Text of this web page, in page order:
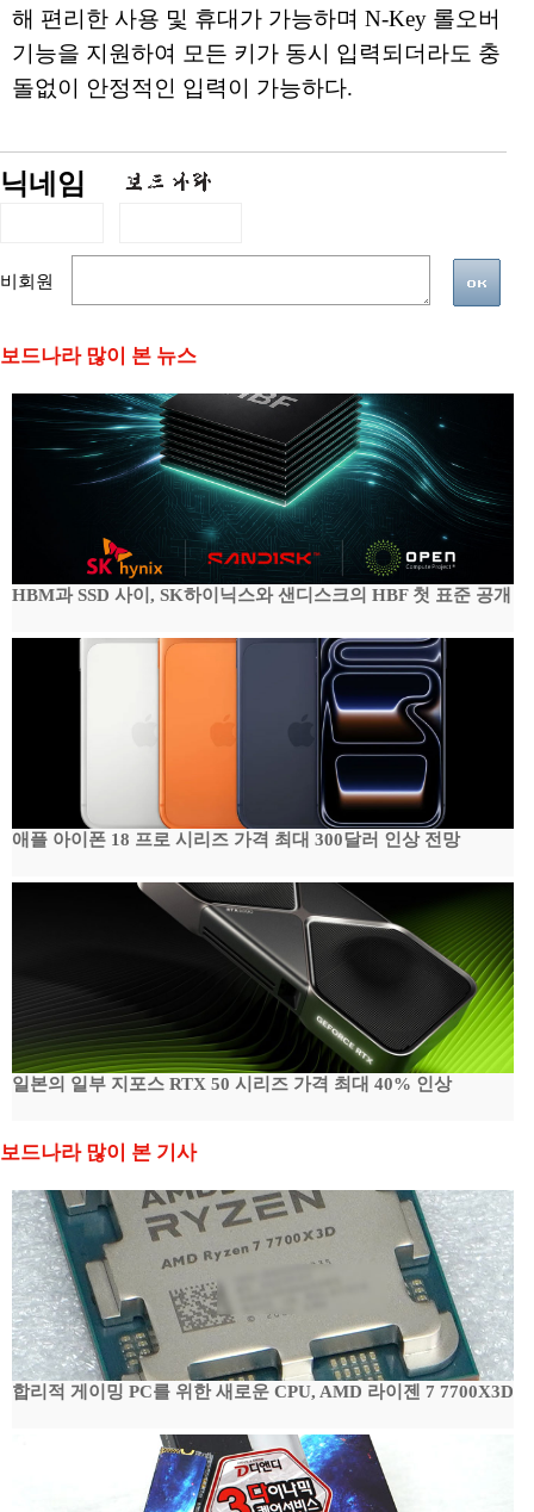
해 편리한 사용 및 휴대가 가능하며 N-Key 롤오버
기능을 지원하여 모든 키가 동시 입력되더라도 충
돌없이 안정적인 입력이 가능하다.
닉네임
비회원
보드나라 많이 본 뉴스
HBM과 SSD 사이, SK하이닉스와 샌디스크의 HBF 첫 표준 공개
애플 아이폰 18 프로 시리즈 가격 최대 300달러 인상 전망
일본의 일부 지포스 RTX 50 시리즈 가격 최대 40% 인상
보드나라 많이 본 기사
합리적 게이밍 PC를 위한 새로운 CPU, AMD 라이젠 7 7700X3D